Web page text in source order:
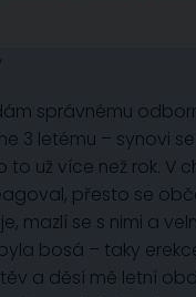
správnému
3 letému – synovi
to už více než rok. V
přesto se
mazlí se s nimi a
bosá – taky
a děsí mě letní